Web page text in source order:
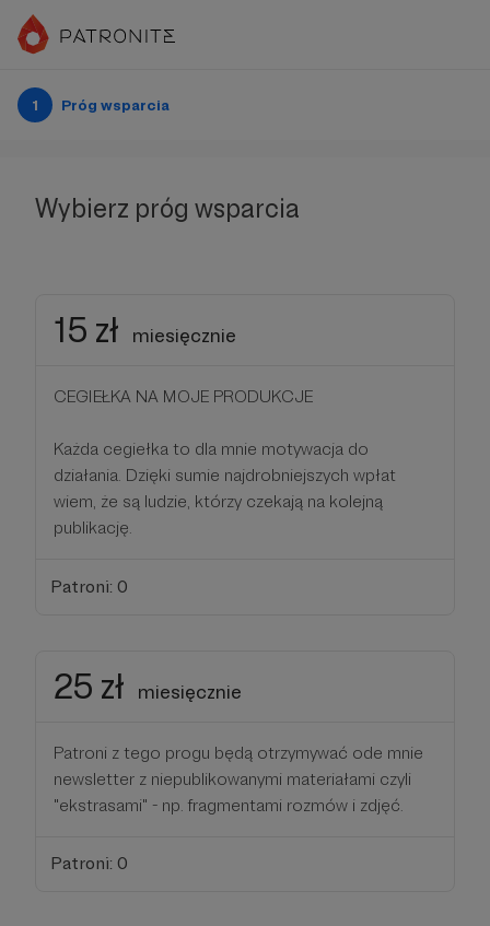
1 Próg wsparcia
Wybierz próg wsparcia
15 zł miesięcznie
CEGIEŁKA NA MOJE PRODUKCJE
Każda cegiełka to dla mnie motywacja do
działania. Dzięki sumie najdrobniejszych wpłat
wiem, że są ludzie, którzy czekają na kolejną
publikację.
Patroni: 0
25 zł miesięcznie
Patroni z tego progu będą otrzymywać ode mnie
newsletter z niepublikowanymi materiałami czyli
"ekstrasami" - np. fragmentami rozmów i zdjęć.
Patroni: 0